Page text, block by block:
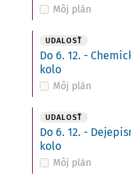
Môj plán
UDALOSŤ
Do 6. 12. -
kolo
Môj plán
UDALOSŤ
Do 6. 12. -
kolo
Môj plán